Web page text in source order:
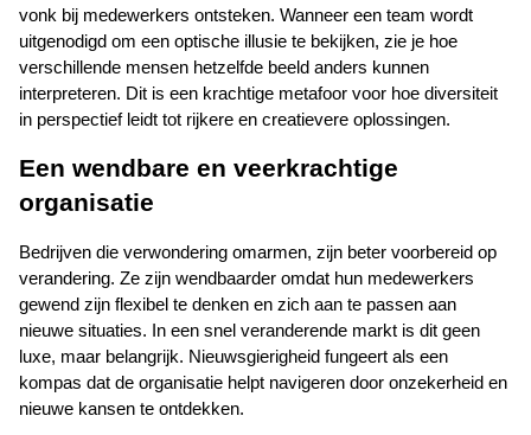
vonk bij medewerkers ontsteken. Wanneer een team wordt
uitgenodigd om een optische illusie te bekijken, zie je hoe
verschillende mensen hetzelfde beeld anders kunnen
interpreteren. Dit is een krachtige metafoor voor hoe diversiteit
in perspectief leidt tot rijkere en creatievere oplossingen.
Een wendbare en veerkrachtige
organisatie
Bedrijven die verwondering omarmen, zijn beter voorbereid op
verandering. Ze zijn wendbaarder omdat hun medewerkers
gewend zijn flexibel te denken en zich aan te passen aan
nieuwe situaties. In een snel veranderende markt is dit geen
luxe, maar belangrijk. Nieuwsgierigheid fungeert als een
kompas dat de organisatie helpt navigeren door onzekerheid en
nieuwe kansen te ontdekken.